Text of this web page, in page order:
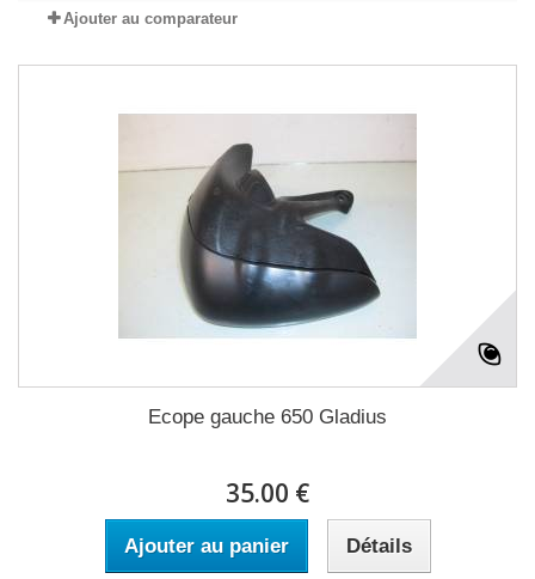
Ajouter au comparateur
Ecope gauche 650 Gladius
35.00 €
Ajouter au panier Détails